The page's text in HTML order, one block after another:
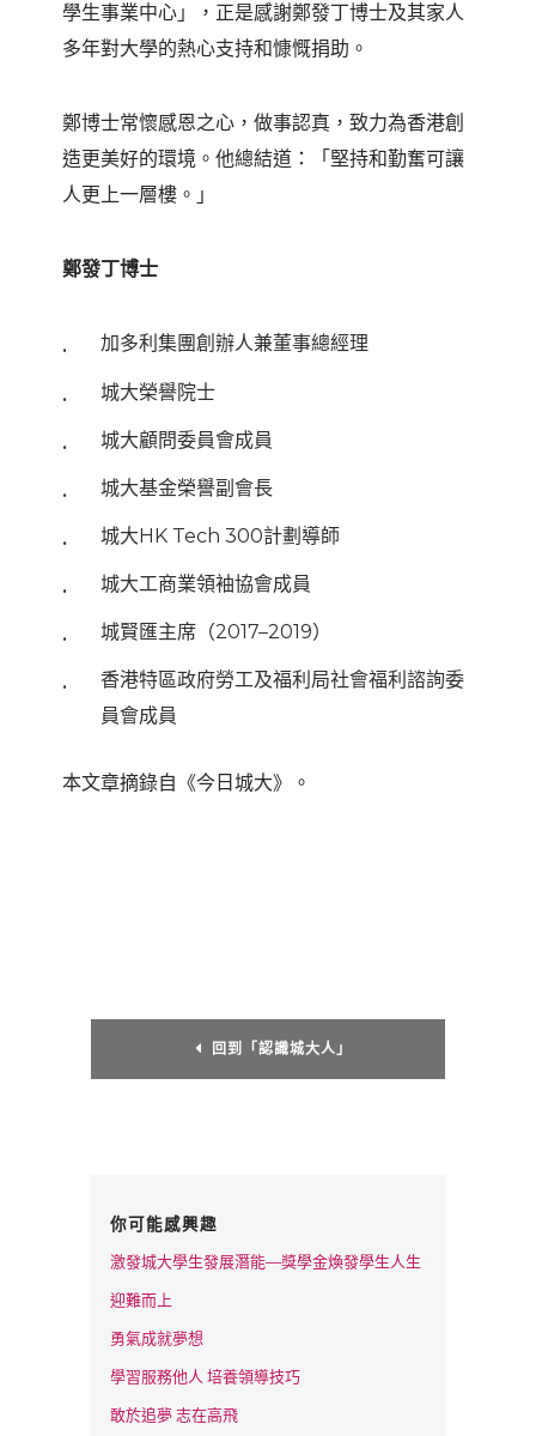
學生事業中心」，正是感謝鄭發丁博士及其家人
多年對大學的熱心支持和慷慨捐助。
鄭博士常懷感恩之心，做事認真，致力為香港創
造更美好的環境。他總結道：「堅持和勤奮可讓
人更上一層樓。」
鄭發丁博士
加多利集團創辦人兼董事總經理
城大榮譽院士
城大顧問委員會成員
城大基金榮譽副會長
城大HK Tech 300計劃導師
城大工商業領袖協會成員
城賢匯主席（2017–2019）
香港特區政府勞工及福利局社會福利諮詢委
員會成員
本文章摘錄自《今日城大》。
回到「認識城大人」
你可能感興趣
激發城大學生發展潛能—獎學金煥發學生人生
迎難而上
勇氣成就夢想
學習服務他人 培養領導技巧
敢於追夢 志在高飛